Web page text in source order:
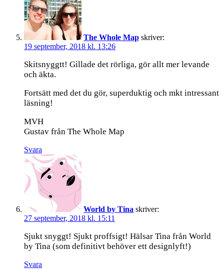
The Whole Map skriver:
19 september, 2018 kl. 13:26
Skitsnyggtt! Gillade det rörliga, gör allt mer levande
och äkta.
Fortsätt med det du gör, superduktig och mkt intressant
läsning!
MVH
Gustav från The Whole Map
Svara
World by Tina skriver:
27 september, 2018 kl. 15:11
Sjukt snyggt! Sjukt proffsigt! Hälsar Tina från World
by Tina (som definitivt behöver ett designlyft!)
Svara